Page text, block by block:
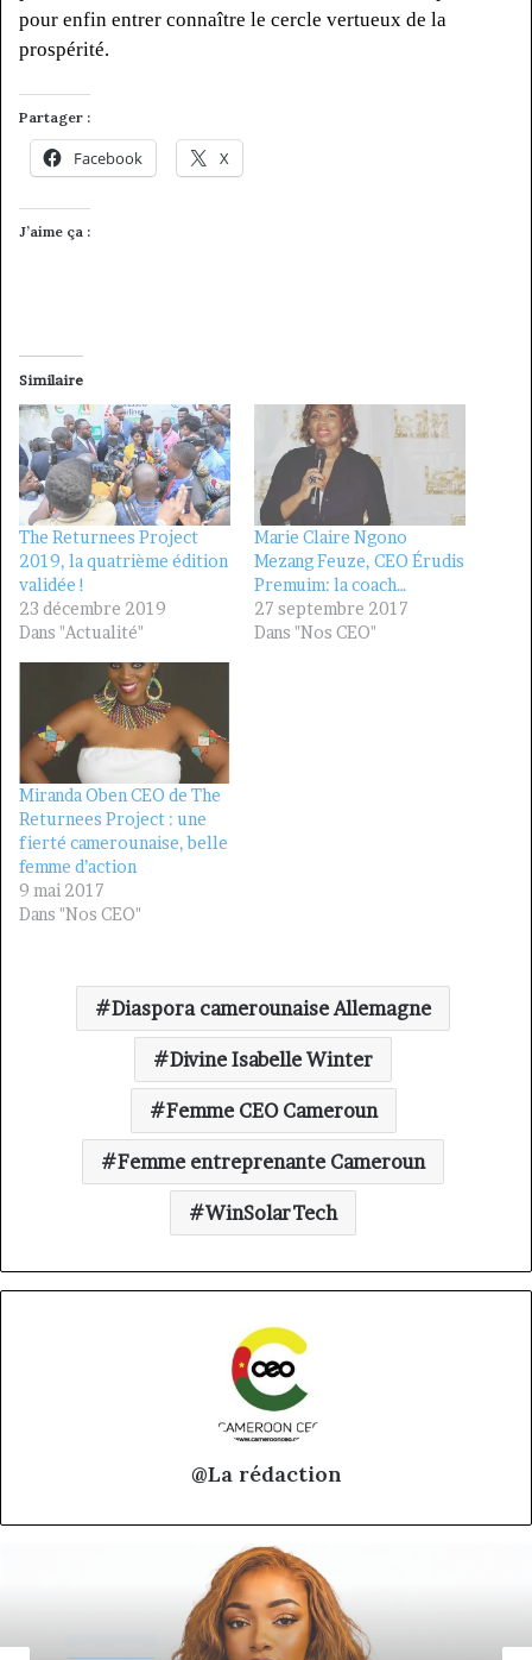
pour enfin entrer connaître le cercle vertueux de la
prospérité.
Partager :
Facebook X
J’aime ça :
Similaire
The Returnees Project
2019, la quatrième édition
validée !
23 décembre 2019
Dans "Actualité"
Marie Claire Ngono
Mezang Feuze, CEO Érudis
Premuim: la coach…
27 septembre 2017
Dans "Nos CEO"
Miranda Oben CEO de The
Returnees Project : une
fierté camerounaise, belle
femme d’action
9 mai 2017
Dans "Nos CEO"
Diaspora camerounaise Allemagne
Divine Isabelle Winter
Femme CEO Cameroun
Femme entreprenante Cameroun
WinSolarTech
@La rédaction